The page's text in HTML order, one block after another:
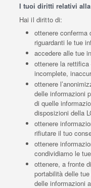
I tuoi diritti relativi
Hai il diritto di:
ottenere
riguardanti le tue
accedere alle tue
ottenere la
incomplete,
ottenere
delle informazioni
di quelle
disposizioni della
ottenere
rifiutare il tuo
ottenere
condividiamo le
ottenere, a fronte
portabilità delle
delle informazioni